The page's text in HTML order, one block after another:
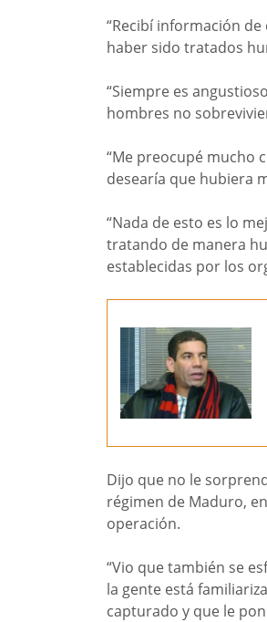
“Recibí información
haber sido tratados
“Siempre es
hombres no
“Me preocupé mucho
desearía que hubiera
“Nada de esto es lo
tratando de manera
establecidas por los
Dijo que no le
régimen de Maduro,
operación.
“Vio que también se
la gente está
capturado y que le